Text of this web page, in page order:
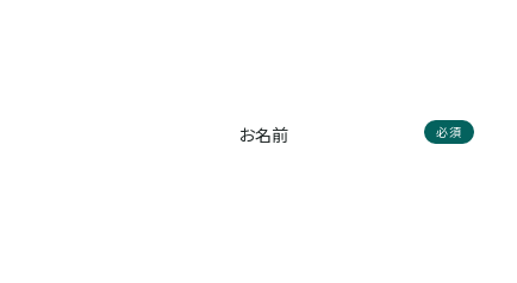
お名前 必須